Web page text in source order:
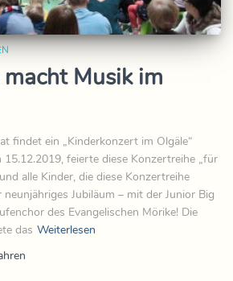
Musik im
findet ein „Kinderkonzert im Olgäle“
feierte diese Konzertreihe „für
alle Kinder, die diese Konzertreihe
Jubiläum – mit der Junior Big
des Evangelischen Mörike! Die
das Weiterlesen